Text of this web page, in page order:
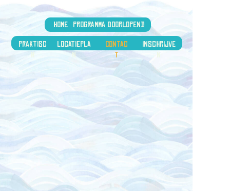
locatiepla
n
PRAKTISC
INSCHRIJVE
CONTAC
T
DOORLOPEND
PROGRAMMA
HOME